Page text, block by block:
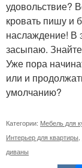
удовольствие?
кровать пишу и
наслаждение! В
засыпаю.
Уже пора
или и
умолчанию?
Категории: Мебель для
Интерьер для квартиры
диваны